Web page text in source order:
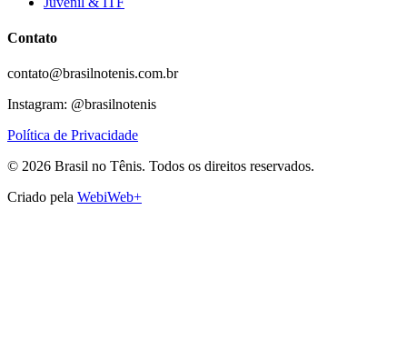
Contato
contato@brasilnotenis.com.br
Instagram: @brasilnotenis
Política de Privacidade
© 2026 Brasil no Tênis. Todos os direitos reservados.
Criado pela WebiWeb+